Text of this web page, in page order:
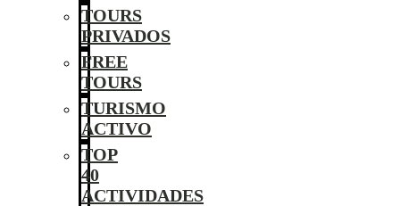
TOURS
PRIVADOS
FREE
TOURS
TURISMO
ACTIVO
TOP
40
ACTIVIDADES